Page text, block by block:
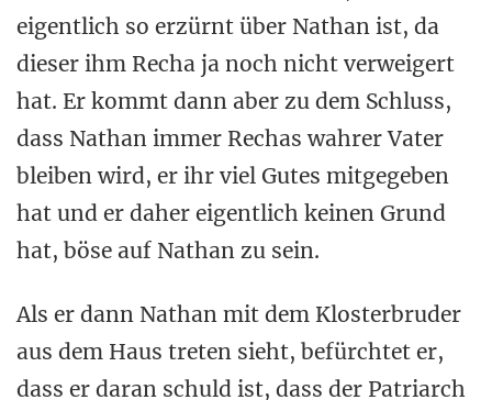
eigentlich so erzürnt über Nathan ist, da
dieser ihm Recha ja noch nicht verweigert
hat. Er kommt dann aber zu dem Schluss,
dass Nathan immer Rechas wahrer Vater
bleiben wird, er ihr viel Gutes mitgegeben
hat und er daher eigentlich keinen Grund
hat, böse auf Nathan zu sein.
Als er dann Nathan mit dem Klosterbruder
aus dem Haus treten sieht, befürchtet er,
dass er daran schuld ist, dass der Patriarch